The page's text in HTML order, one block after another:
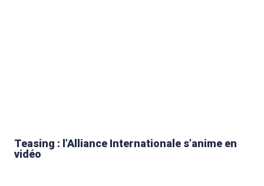
Teasing : l’Alliance Internationale s’anime en
vidéo